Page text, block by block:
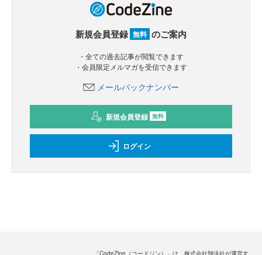
新規会員登録 無料 のご案内
・全ての過去記事が閲覧できます
・会員限定メルマガを受信できます
メールバックナンバー
新規会員登録 無料
ログイン
「CodeZine（コードジン）」は、株式会社翔泳社が運営す